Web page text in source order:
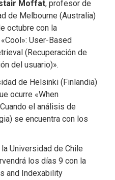
Moffat, profesor de
de Melbourne (Australia)
octubre con la
User-Based
(Recuperación de
del usuario)».
de Helsinki (Finlandia)
ocurre «When
el análisis de
se encuentra con los
Universidad de Chile
los días 9 con la
and Indexability